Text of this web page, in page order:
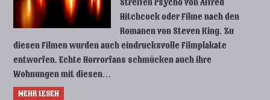
Streifen Psycho von Alfred
Hitchcock oder Filme nach den
Romanen von Steven King. Zu
diesen Filmen wurden auch eindrucksvolle Filmplakate
entworfen. Echte Horrorfans schmücken auch ihre
Wohnungen mit diesen…
MEHR LESEN